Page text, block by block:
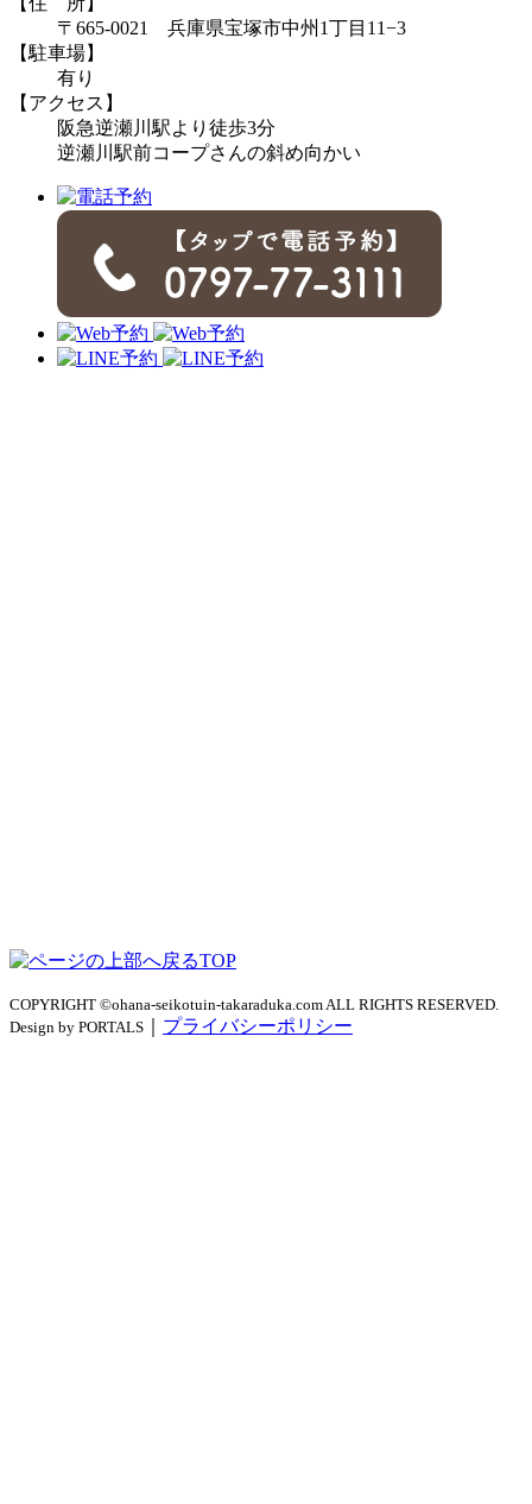
〒665-0021 兵庫県宝塚市中州1丁目11−3
【駐車場】
有り
【アクセス】
阪急逆瀬川駅より徒歩3分
逆瀬川駅前コープさんの斜め向かい
TOP
COPYRIGHT ©ohana-seikotuin-takaraduka.com ALL RIGHTS RESERVED.
Design by PORTALS
プライバシーポリシー